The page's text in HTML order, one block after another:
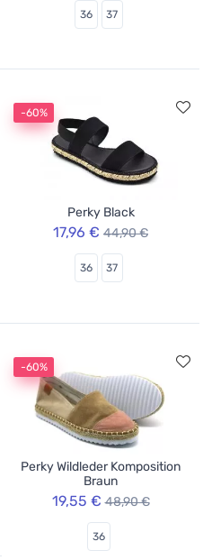
36 37
-60%
Perky Black
17,96 € 44,90 €
36 37
-60%
Perky Wildleder Komposition
Braun
19,55 € 48,90 €
36